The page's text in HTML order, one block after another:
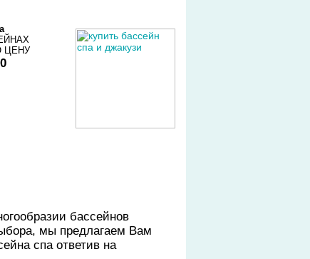
бассейнов
мы предлагаем Вам
спа ответив на
ЦЕНУ